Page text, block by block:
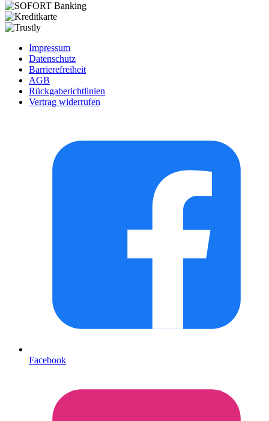
Impressum
Datenschutz
Barrierefreiheit
AGB
Rückgaberichtlinien
Vertrag widerrufen
Facebook